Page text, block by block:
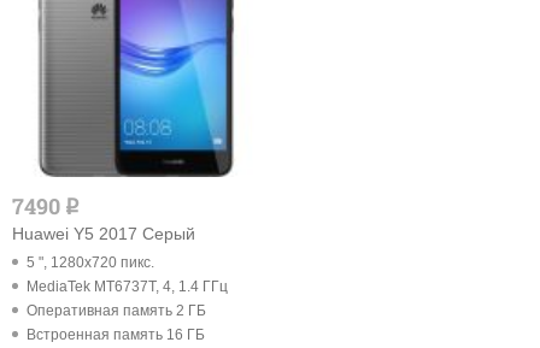
7490 q
Huawei Y5 2017 Серый
5 ", 1280x720 пикс.
MediaTek MT6737T, 4, 1.4 ГГц
Оперативная память 2 ГБ
Встроенная память 16 ГБ